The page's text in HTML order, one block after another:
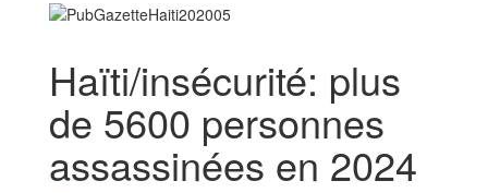
Haïti/insécurité: plus
de 5600 personnes
assassinées en 2024